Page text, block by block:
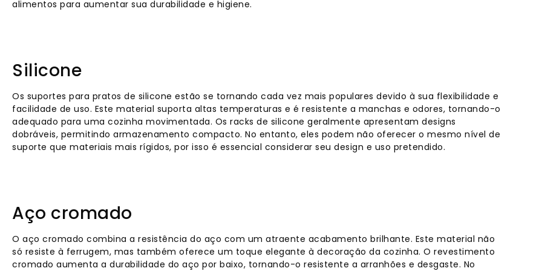
alimentos para aumentar sua durabilidade e higiene.
Silicone
Os suportes para pratos de silicone estão se tornando cada vez mais populares devido à sua flexibilidade e
facilidade de uso. Este material suporta altas temperaturas e é resistente a manchas e odores, tornando-o
adequado para uma cozinha movimentada. Os racks de silicone geralmente apresentam designs
dobráveis, permitindo armazenamento compacto. No entanto, eles podem não oferecer o mesmo nível de
suporte que materiais mais rígidos, por isso é essencial considerar seu design e uso pretendido.
Aço cromado
O aço cromado combina a resistência do aço com um atraente acabamento brilhante. Este material não
só resiste à ferrugem, mas também oferece um toque elegante à decoração da cozinha. O revestimento
cromado aumenta a durabilidade do aço por baixo, tornando-o resistente a arranhões e desgaste. No